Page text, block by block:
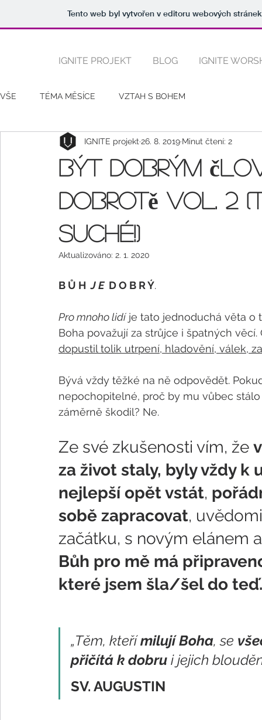
Tento web byl vytvořen v editoru webových
IGNITE PROJEKT BLOG IGNITE
VŠE TÉMA MĚSÍCE VZTAH S BOHEM
Být dobrým
dobrotě vol. 2
Suché!)
IGNITE projekt 26. 8. 2019 Minut čtení: 2
Aktualizováno: 2. 1. 2020
B Ů H J E D O B R Ý.
Pro mnoho lidí je tato jednoduchá věta o
Boha považují za strůjce i špatných
dopustil tolik utrpení, hladovění, válek,
Bývá vždy těžké na ně odpovědět.
nepochopitelné, proč by mu vůbec
záměrně škodil? Ne.
Ze své zkušenosti vím, že
za život staly, byly vždy k
nejlepší opět vstát,
sobě zapracovat,
začátku, s novým elánem
Bůh pro mě má
které jsem šla/šel do teď.
„Těm, kteří milují Boha, se
přičítá k dobru i jejich
SV. AUGUSTIN